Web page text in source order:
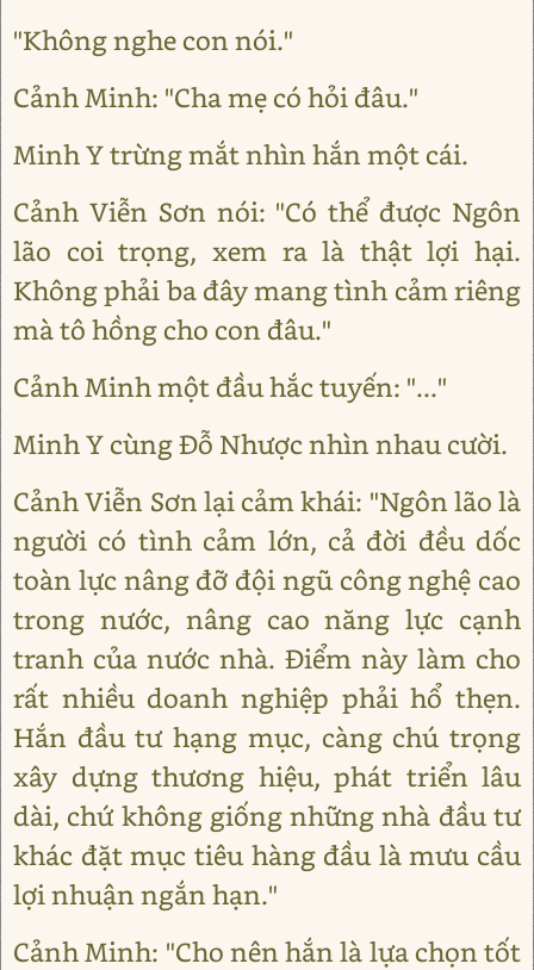
"Không nghe con nói."
Cảnh Minh: "Cha mẹ có hỏi đâu."
Minh Y trừng mắt nhìn hắn một cái.
Cảnh Viễn Sơn nói: "Có thể được Ngôn
lão coi trọng, xem ra là thật lợi hại.
Không phải ba đây mang tình cảm riêng
mà tô hồng cho con đâu."
Cảnh Minh một đầu hắc tuyến: "..."
Minh Y cùng Đỗ Nhược nhìn nhau cười.
Cảnh Viễn Sơn lại cảm khái: "Ngôn lão là
người có tình cảm lớn, cả đời đều dốc
toàn lực nâng đỡ đội ngũ công nghệ cao
trong nước, nâng cao năng lực cạnh
tranh của nước nhà. Điểm này làm cho
rất nhiều doanh nghiệp phải hổ thẹn.
Hắn đầu tư hạng mục, càng chú trọng
xây dựng thương hiệu, phát triển lâu
dài, chứ không giống những nhà đầu tư
khác đặt mục tiêu hàng đầu là mưu cầu
lợi nhuận ngắn hạn."
Cảnh Minh: "Cho nên hắn là lựa chọn tốt